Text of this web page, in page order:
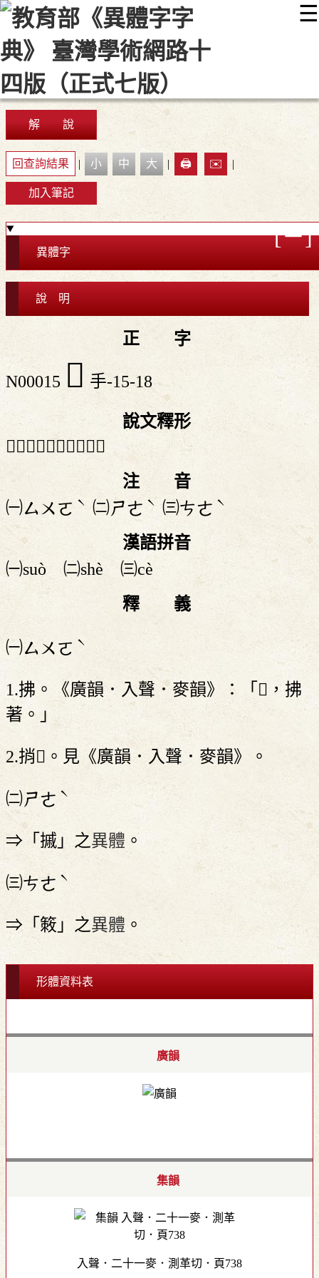
☰
::: 最新消息 常見問題 編輯說明
顯示模式
網站導覽
解 說
回查詢結果 | 小 中 大 | 🖨️ ✉️ |
加入筆記
異體字
說 明
正 字
N00015 𢷾 手-15-18
說文釋形
「𢷾」《說文》不錄。
注 音
㈠ㄙㄨㄛ ˋ ㈡ㄕㄜ ˋ ㈢ㄘㄜ ˋ
漢語拼音
㈠suò ㈡shè ㈢cè
釋 義
㈠ㄙㄨㄛ ˋ
1.拂。《廣韻．入聲．麥韻》：「𢷾，拂
著。」
2.捎𢷾。見《廣韻．入聲．麥韻》。
㈡ㄕㄜ ˋ
⇒「摵」之異體 。
㈢ㄘㄜ ˋ
⇒「𥰡」之異體 。
形體資料表
廣韻
集韻
入聲．二十一麥．測革切．頁738